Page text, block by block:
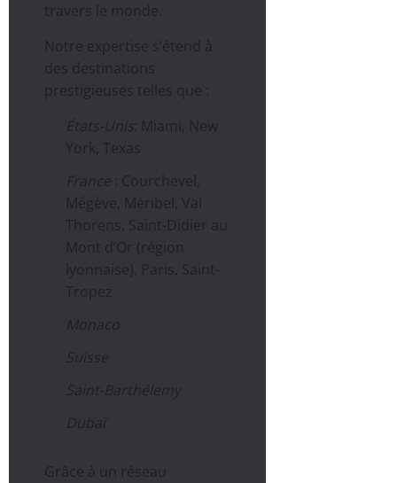
travers le monde.
Notre expertise s’étend à
des destinations
prestigieuses telles que :
États-Unis : Miami, New
York, Texas
France : Courchevel,
Mégève, Méribel, Val
Thorens, Saint-Didier au
Mont d’Or (région
lyonnaise), Paris, Saint-
Tropez
Monaco
Suisse
Saint-Barthélemy
Dubaï
Grâce à un réseau